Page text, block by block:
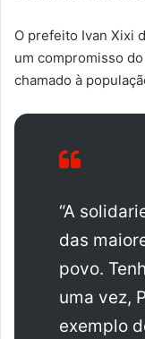
O prefeito Ivan Xixi
um compromisso
chamado à
“A
das
povo.
uma vez,
exemplo